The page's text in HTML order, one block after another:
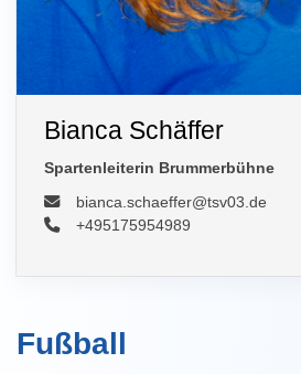
Bianca Schäffer
Spartenleiterin Brummerbühne
bianca.schaeffer@tsv03.de
+495175954989
Fußball